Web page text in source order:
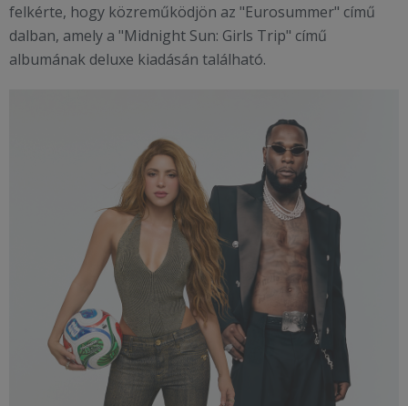
felkérte, hogy közreműködjön az "Eurosummer" című
dalban, amely a "Midnight Sun: Girls Trip" című
albumának deluxe kiadásán található.